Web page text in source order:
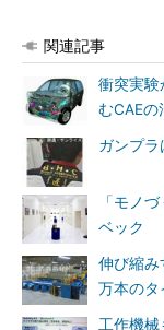
関連記事
衝突実験
むCAEの
ガンプ
「モノ
ベック
伸び縮み
万本のタ
工作機械